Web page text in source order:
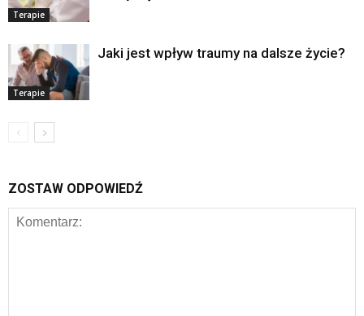
Terapie
Terapie
Jaki jest wpływ traumy na dalsze życie?
ZOSTAW ODPOWIEDŹ